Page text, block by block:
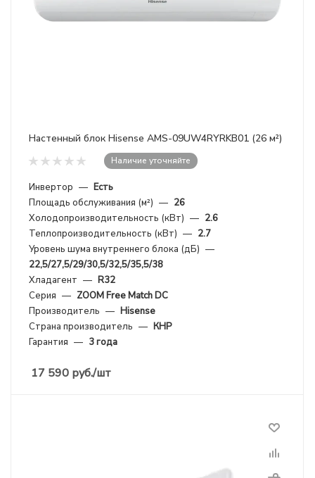
Настенный блок Hisense AMS-09UW4RYRKB01 (26 м²)
Наличие уточняйте
Инвертор — Есть
Площадь обслуживания (м²) — 26
Холодопроизводительность (кВт) — 2.6
Теплопроизводительность (кВт) — 2.7
Уровень шума внутреннего блока (дБ) —
22,5/27,5/29/30,5/32,5/35,5/38
Хладагент — R32
Серия — ZOOM Free Match DC
Производитель — Hisense
Страна производитель — КНР
Гарантия — 3 года
17 590 руб./шт